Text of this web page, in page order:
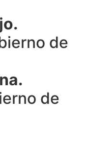
de
de